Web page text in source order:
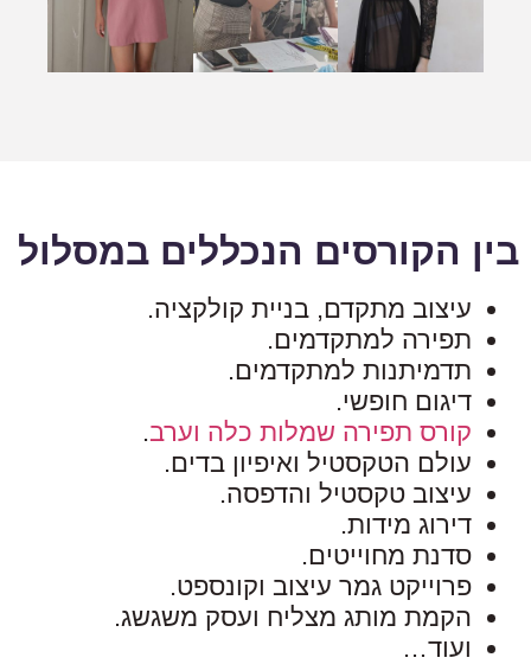
בין הקורסים הנכללים במסלול
עיצוב מתקדם, בניית קולקציה.
תפירה למתקדמים.
תדמיתנות למתקדמים.
דיגום חופשי.
קורס תפירה שמלות כלה וערב.
עולם הטקסטיל ואיפיון בדים.
עיצוב טקסטיל והדפסה.
דירוג מידות.
סדנת מחוייטים.
פרוייקט גמר עיצוב וקונספט.
הקמת מותג מצליח ועסק משגשג.
ועוד…